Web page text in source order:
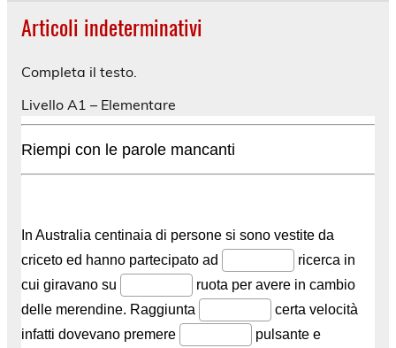
Articoli indeterminativi
Completa il testo.
Livello A1 – Elementare